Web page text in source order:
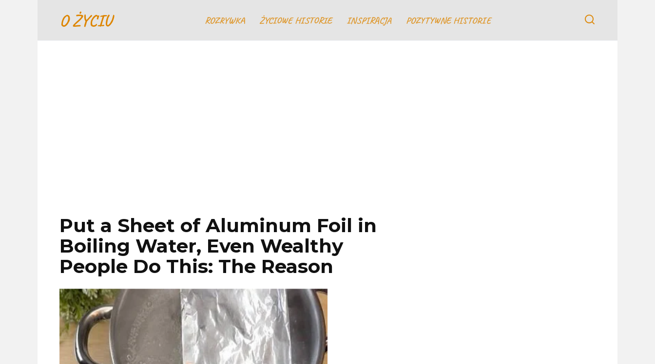
O ŻYCIU ROZRYWKA ŻYCIOWE HISTORIE INSPIRACJA POZYTYWNE HISTORIE
Put a Sheet of Aluminum Foil in
Boiling Water, Even Wealthy
People Do This: The Reason